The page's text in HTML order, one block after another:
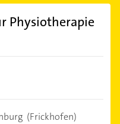
Physiotherapie
(Frickhofen)